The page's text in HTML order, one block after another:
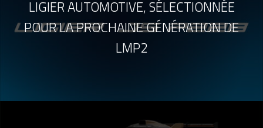
LIGIER AUTOMOTIVE, SÉLECTIONNÉE
POUR LA PROCHAINE GÉNÉRATION DE
LMP2